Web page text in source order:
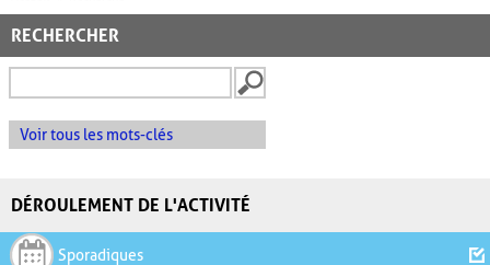
RECHERCHER
Voir tous les mots-clés
DÉROULEMENT DE L'ACTIVITÉ
Sporadiques